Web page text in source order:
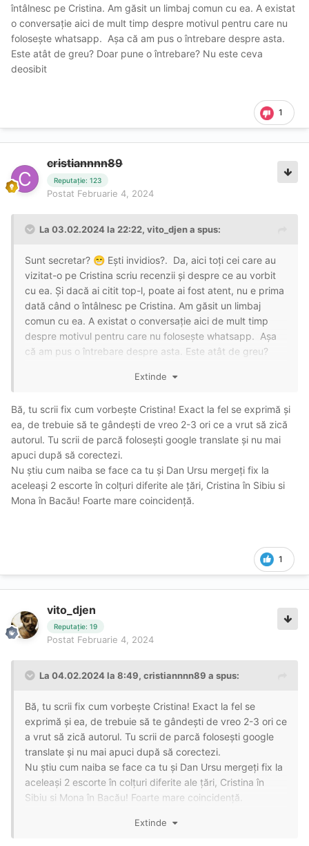
întâlnesc pe Cristina. Am găsit un limbaj comun cu ea. A existat
o conversație aici de mult timp despre motivul pentru care nu
folosește whatsapp. Așa că am pus o întrebare despre asta.
Este atât de greu? Doar pune o întrebare? Nu este ceva
deosibit
1
cristiannnn89
Reputație: 123
Postat Februarie 4, 2024
La 03.02.2024 la 22:22, vito_djena spus:
Sunt secretar? 😁 Ești invidios?. Da, aici toți cei care au
vizitat-o pe Cristina scriu recenzii și despre ce au vorbit
cu ea. Și dacă ai citit top-l, poate ai fost atent, nu e prima
dată când o întâlnesc pe Cristina. Am găsit un limbaj
comun cu ea. A existat o conversație aici de mult timp
despre motivul pentru care nu folosește whatsapp. Așa
că am pus o întrebare despre asta. Este atât de greu?
Extinde
Bă, tu scrii fix cum vorbește Cristina! Exact la fel se exprimă și
ea, de trebuie să te gândești de vreo 2-3 ori ce a vrut să zică
autorul. Tu scrii de parcă folosești google translate și nu mai
apuci după să corectezi.
Nu știu cum naiba se face ca tu și Dan Ursu mergeți fix la
aceleași 2 escorte în colțuri diferite ale țări, Cristina în Sibiu si
Mona în Bacău! Foarte mare coincidență.
1
vito_djen
Reputație: 19
Postat Februarie 4, 2024
La 04.02.2024 la 8:49, cristiannnn89 a spus:
Bă, tu scrii fix cum vorbește Cristina! Exact la fel se
exprimă și ea, de trebuie să te gândești de vreo 2-3 ori ce
a vrut să zică autorul. Tu scrii de parcă folosești google
translate și nu mai apuci după să corectezi.
Nu știu cum naiba se face ca tu și Dan Ursu mergeți fix la
aceleași 2 escorte în colțuri diferite ale țări, Cristina în
Sibiu si Mona în Bacău! Foarte mare coincidență.
Extinde